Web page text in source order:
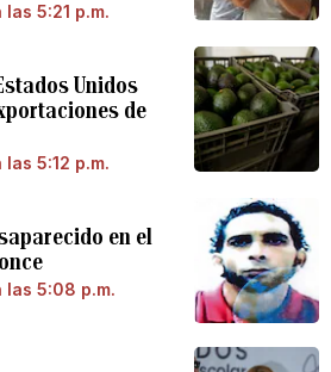
5:21 p.m.
Unidos
de
5:12 p.m.
en el
5:08 p.m.